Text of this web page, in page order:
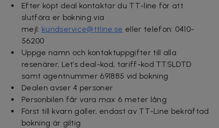
Efter köpt deal kontaktar du TT-line för att
slutföra er bokning via
mejl: kundservice@ttline.se eller telefon: 0410-
56200
Uppge namn och kontaktuppgifter till alla
resenärer, Let’s deal-kod, tariff-kod TTSLDTD
samt agentnummer 691885 vid bokning
Dealen avser 4 personer
Personbilen får vara max 6 meter lång
Först till kvarn gäller, endast av TT-Line bekräftad
bokning är giltig